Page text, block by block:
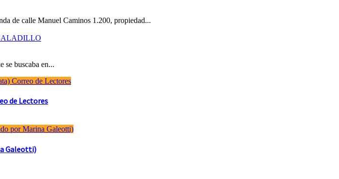
de calle Manuel Caminos 1.200, propiedad...
se buscaba en...
de Lectores
Galeotti)